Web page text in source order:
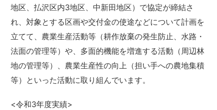
地区、払沢区内3地区、中新田地区）で協定が締結さ
れ、対象とする区画や交付金の使途などについて計画を
立てて、農業生産活動等（耕作放棄の発生防止、水路・
法面の管理等）や、多面的機能を増進する活動（周辺林
地の管理等）、農業生産性の向上（担い手への農地集積
等）といった活動に取り組んでいます。
<令和3年度実績>